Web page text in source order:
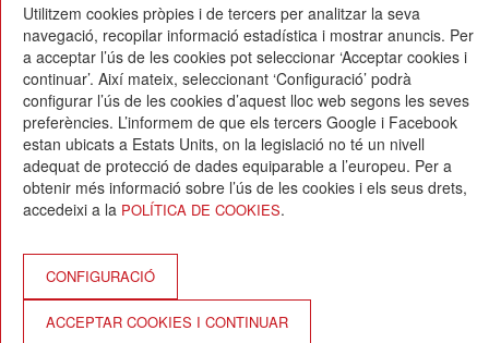
23/11/2017
Escola Betània-Patmos
C. Montevideo, 13
08034 Barcelona
Arquitectura i disseny:
www.pixtin.es
Utilitzem cookies pròpies i de tercers per analitzar la seva
navegació, recopilar informació estadística i mostrar anuncis. Per
a acceptar l’ús de les cookies pot seleccionar ‘Acceptar cookies i
continuar’. Així mateix, seleccionant ‘Configuració’ podrà
configurar l’ús de les cookies d’aquest lloc web segons les seves
preferències. L’informem de que els tercers Google i Facebook
estan ubicats a Estats Units, on la legislació no té un nivell
adequat de protecció de dades equiparable a l’europeu. Per a
obtenir més informació sobre l’ús de les cookies i els seus drets,
accedeixi a la POLÍTICA DE COOKIES.
CONFIGURACIÓ
ACCEPTAR COOKIES I CONTINUAR